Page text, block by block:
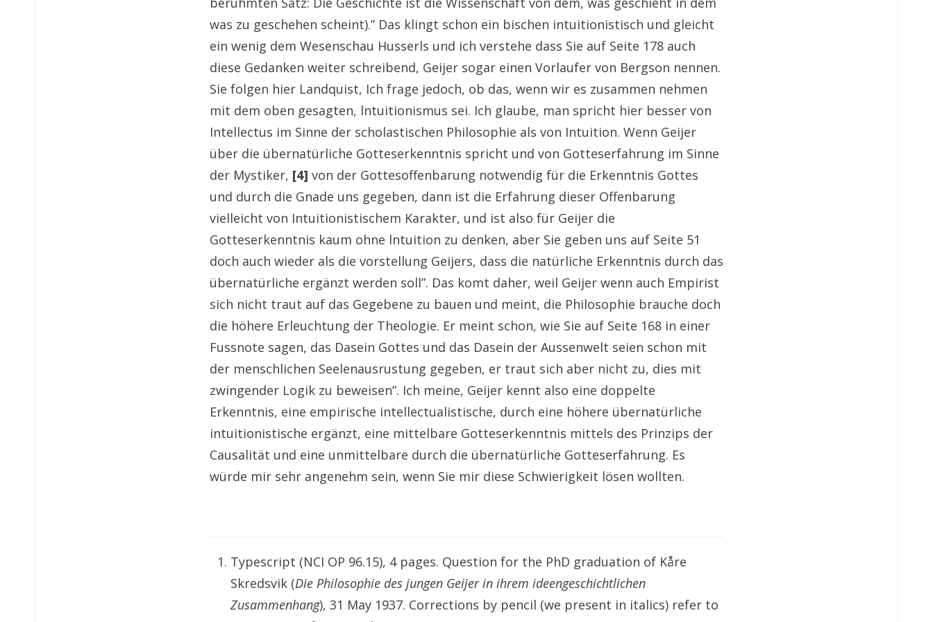
was zu geschehen scheint).” Das klingt schon ein bischen intuitionistisch und gleicht
ein wenig dem Wesenschau Husserls und ich verstehe dass Sie auf Seite 178 auch
diese Gedanken weiter schreibend, Geijer sogar einen Vorlaufer von Bergson nennen.
Sie folgen hier Landquist, Ich frage jedoch, ob das, wenn wir es zusammen nehmen
mit dem oben gesagten, lntuitionismus sei. Ich glaube, man spricht hier besser von
Intellectus im Sinne der scholastischen Philosophie als von Intuition. Wenn Geijer
über die übernatürliche Gotteserkenntnis spricht und von Gotteserfahrung im Sinne
der Mystiker, [4] von der Gottesoffenbarung notwendig für die Erkenntnis Gottes
und durch die Gnade uns gegeben, dann ist die Erfahrung dieser Offenbarung
vielleicht von Intuitionistischem Karakter, und ist also für Geijer die
Gotteserkenntnis kaum ohne lntuition zu denken, aber Sie geben uns auf Seite 51
doch auch wieder als die vorstellung Geijers, dass die natürliche Erkenntnis durch das
übernatürliche ergänzt werden soll”. Das komt daher, weil Geijer wenn auch Empirist
sich nicht traut auf das Gegebene zu bauen und meint, die Philosophie brauche doch
die höhere Erleuchtung der Theologie. Er meint schon, wie Sie auf Seite 168 in einer
Fussnote sagen, das Dasein Gottes und das Dasein der Aussenwelt seien schon mit
der menschlichen Seelenausrustung gegeben, er traut sich aber nicht zu, dies mit
zwingender Logik zu beweisen”. Ich meine, Geijer kennt also eine doppelte
Erkenntnis, eine empirische intellectualistische, durch eine höhere übernatürliche
intuitionistische ergänzt, eine mittelbare Gotteserkenntnis mittels des Prinzips der
Causalität und eine unmittelbare durch die übernatürliche Gotteserfahrung. Es
würde mir sehr angenehm sein, wenn Sie mir diese Schwierigkeit lösen wollten.
Typescript (NCI OP 96.15), 4 pages. Question for the PhD graduation of Kåre
Skredsvik (Die Philosophie des jungen Geijer in ihrem ideengeschichtlichen
Zusammenhang), 31 May 1937. Corrections by pencil (we present in italics) refer to